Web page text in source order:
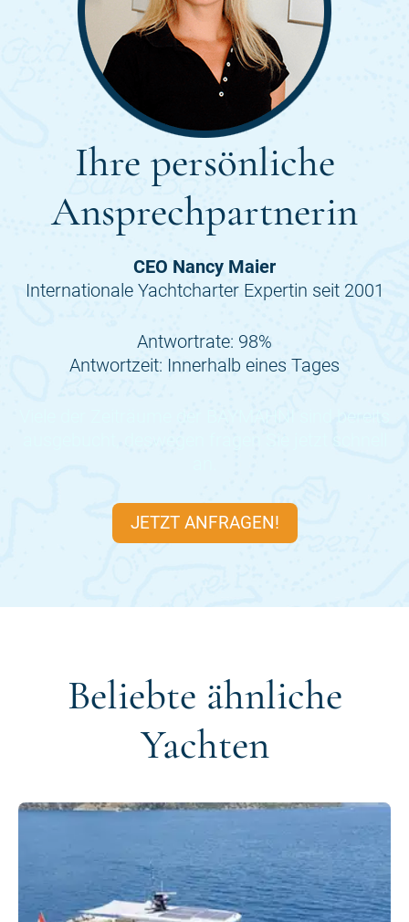
Ihre persönliche
Ansprechpartnerin
CEO Nancy Maier
Internationale Yachtcharter Expertin seit 2001
Antwortrate: 98%
Antwortzeit: Innerhalb eines Tages
JETZT ANFRAGEN!
Beliebte ähnliche
Yachten